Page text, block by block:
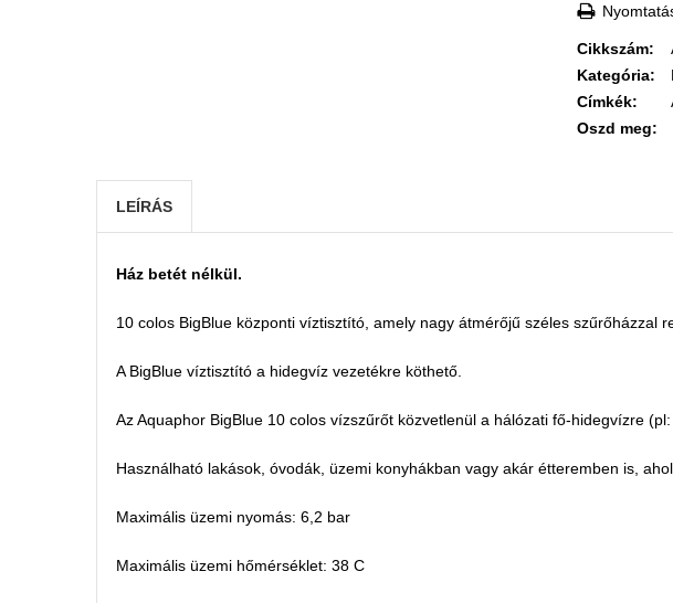
Cikkszám:
Kategória:
Címkék:
Oszd meg:
LEÍRÁS
Ház betét nélkül.
10 colos ВigВlue központi víztisztító, amely nagy átmérőjű széles szűrőházzal
A BigBlue víztisztító a hidegvíz vezetékre köthető.
Az Aquaphor ВigВlue 10 colos vízszűrőt közvetlenül a hálózati fő-hidegvízre
Használható lakások, óvodák, üzemi konyhákban vagy akár étteremben is,
Maximális üzemi nyomás: 6,2 bar
Maximális üzemi hőmérséklet: 38 C